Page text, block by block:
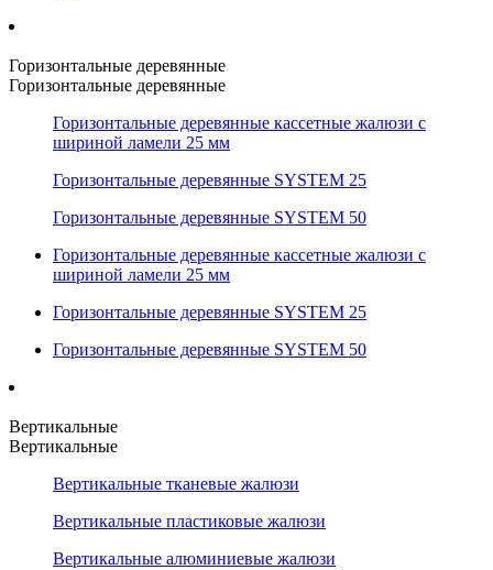
Горизонтальные деревянные
Горизонтальные деревянные
Горизонтальные деревянные кассетные жалюзи с
шириной ламели 25 мм
Горизонтальные деревянные SYSTEM 25
Горизонтальные деревянные SYSTEM 50
Горизонтальные деревянные кассетные жалюзи с
шириной ламели 25 мм
Горизонтальные деревянные SYSTEM 25
Горизонтальные деревянные SYSTEM 50
Вертикальные
Вертикальные
Вертикальные тканевые жалюзи
Вертикальные пластиковые жалюзи
Вертикальные алюминиевые жалюзи